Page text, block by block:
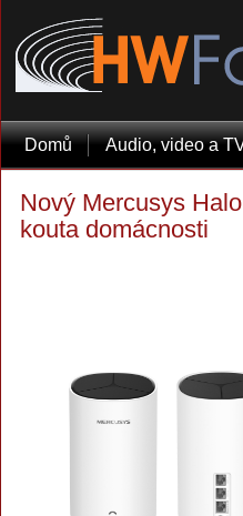
Domů Audio, video a
Nový Mercusys
kouta domácnosti